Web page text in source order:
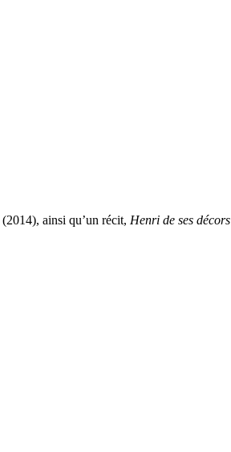
(2014), ainsi qu’un récit, Henri de ses décors